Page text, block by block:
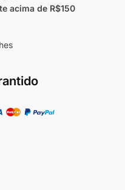
acima de R$150